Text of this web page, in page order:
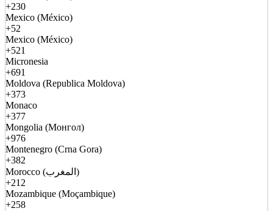
+230
Mexico (México)
+52
Mexico (México)
+521
Micronesia
+691
Moldova (Republica Moldova)
+373
Monaco
+377
Mongolia (Монгол)
+976
Montenegro (Crna Gora)
+382
Morocco (المغرب)
+212
Mozambique (Moçambique)
+258